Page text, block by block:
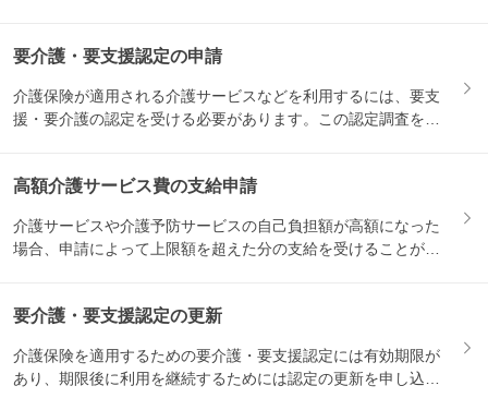
要介護・要支援認定の申請
介護保険が適用される介護サービスなどを利用するには、要支
援・要介護の認定を受ける必要があります。この認定調査を受
高額介護サービス費の支給申請
介護サービスや介護予防サービスの自己負担額が高額になった
場合、申請によって上限額を超えた分の支給を受けることがで
要介護・要支援認定の更新
介護保険を適用するための要介護・要支援認定には有効期限が
あり、期限後に利用を継続するためには認定の更新を申し込む